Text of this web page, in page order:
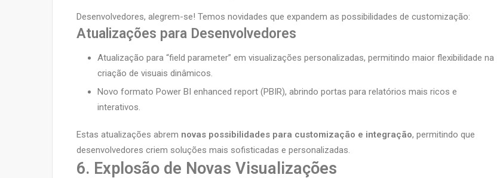
Desenvolvedores, alegrem-se! Temos novidades que expandem as possibilidades de customização:
Atualizações para Desenvolvedores
Atualização para “field parameter” em visualizações personalizadas, permitindo maior flexibilidade na
criação de visuais dinâmicos.
Novo formato Power BI enhanced report (PBIR), abrindo portas para relatórios mais ricos e
interativos.
Estas atualizações abrem novas possibilidades para customização e integração, permitindo que
desenvolvedores criem soluções mais sofisticadas e personalizadas.
6. Explosão de Novas Visualizações